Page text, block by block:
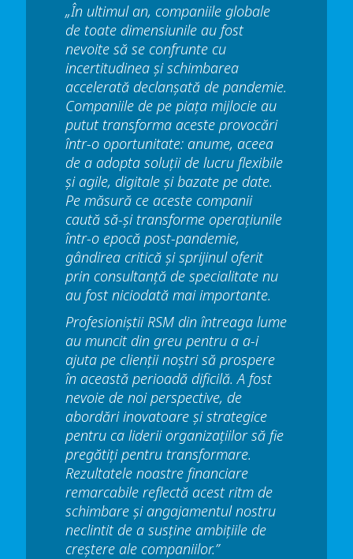
„În ultimul an, companiile globale
de toate dimensiunile au fost
nevoite să se confrunte cu
incertitudinea și schimbarea
accelerată declanșată de pandemie.
Companiile de pe piața mijlocie au
putut transforma aceste provocări
într-o oportunitate: anume, aceea
de a adopta soluții de lucru flexibile
și agile, digitale și bazate pe date.
Pe măsură ce aceste companii
caută să-și transforme operațiunile
într-o epocă post-pandemie,
gândirea critică și sprijinul oferit
prin consultanță de specialitate nu
au fost niciodată mai importante.
Profesioniștii RSM din întreaga lume
au muncit din greu pentru a a-i
ajuta pe clienții noștri să prospere
în această perioadă dificilă. A fost
nevoie de noi perspective, de
abordări inovatoare și strategice
pentru ca liderii organizațiilor să fie
pregătiți pentru transformare.
Rezultatele noastre financiare
remarcabile reflectă acest ritm de
schimbare și angajamentul nostru
neclintit de a susține ambițiile de
creștere ale companiilor.”